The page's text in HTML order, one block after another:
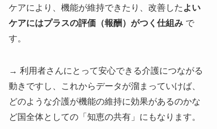
ケアにより、機能が維持できたり、改善した よい
ケアにはプラスの評価（報酬）がつく仕組みで
す。
→ 利用者さんにとって安心できる介護につながる
動きですし、これからデータが溜まっていけば、
どのような介護が機能の維持に効果があるのかな
ど国全体としての「知恵の共有」にもなります。